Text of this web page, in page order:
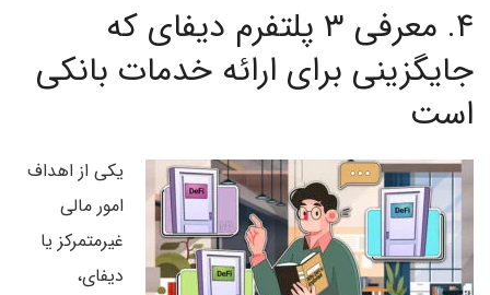
۴.
معرفی ۳ پلتفرم دیفای که
جایگزینی برای ارائه خدمات بانکی
است
یکی از اهداف
امور مالی
غیرمتمرکز یا
دیفای،